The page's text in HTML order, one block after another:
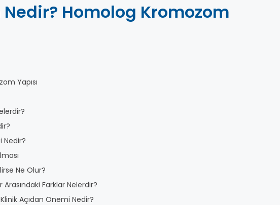
Homolog Kromozom
Yapısı
Nedir?
Ne Olur?
Farklar Nelerdir?
Açıdan Önemi Nedir?